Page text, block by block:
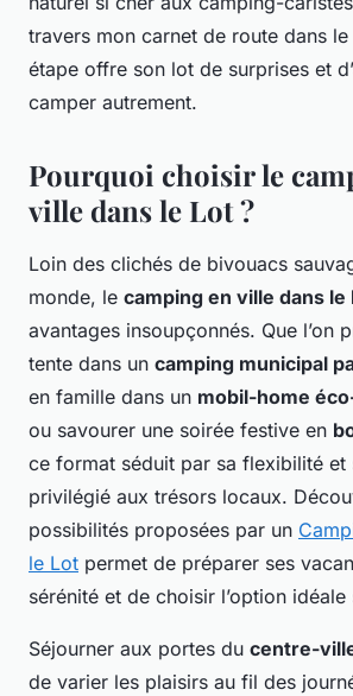
travers mon carnet de route dans
étape offre son lot de surprises et
camper autrement.
Pourquoi choisir le
ville dans le Lot ?
Loin des clichés de bivouacs
monde, le camping en ville dans le
avantages insoupçonnés. Que l’on
tente dans un camping municipal
en famille dans un mobil-home
ou savourer une soirée festive en
ce format séduit par sa flexibilité et
privilégié aux trésors locaux.
possibilités proposées par un
le Lot permet de préparer ses
sérénité et de choisir l’option idéale
Séjourner aux portes du centre-
de varier les plaisirs au fil des